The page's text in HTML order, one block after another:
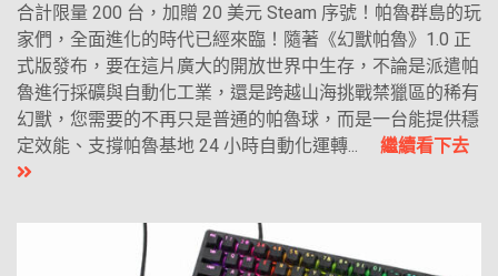
合計限量 200 台，加贈 20 美元 Steam 序號！帕魯群島的玩
家們，全面進化的時代已經來臨！隨著《幻獸帕魯》1.0 正
式版發布，要在這片廣大的開放世界中生存，不論是派遣帕
魯進行採礦與自動化工業，還是跨越山海挑戰禁獵區的稀有
幻獸，您需要的不再只是普通的帕魯球，而是一台能提供穩
定效能、支撐帕魯基地 24 小時自動化運轉... 繼續看下去